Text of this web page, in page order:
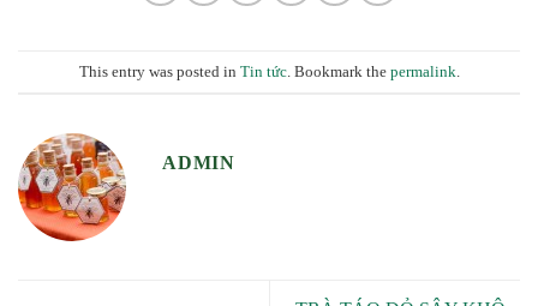
This entry was posted in Tin tức. Bookmark the permalink
ADMIN